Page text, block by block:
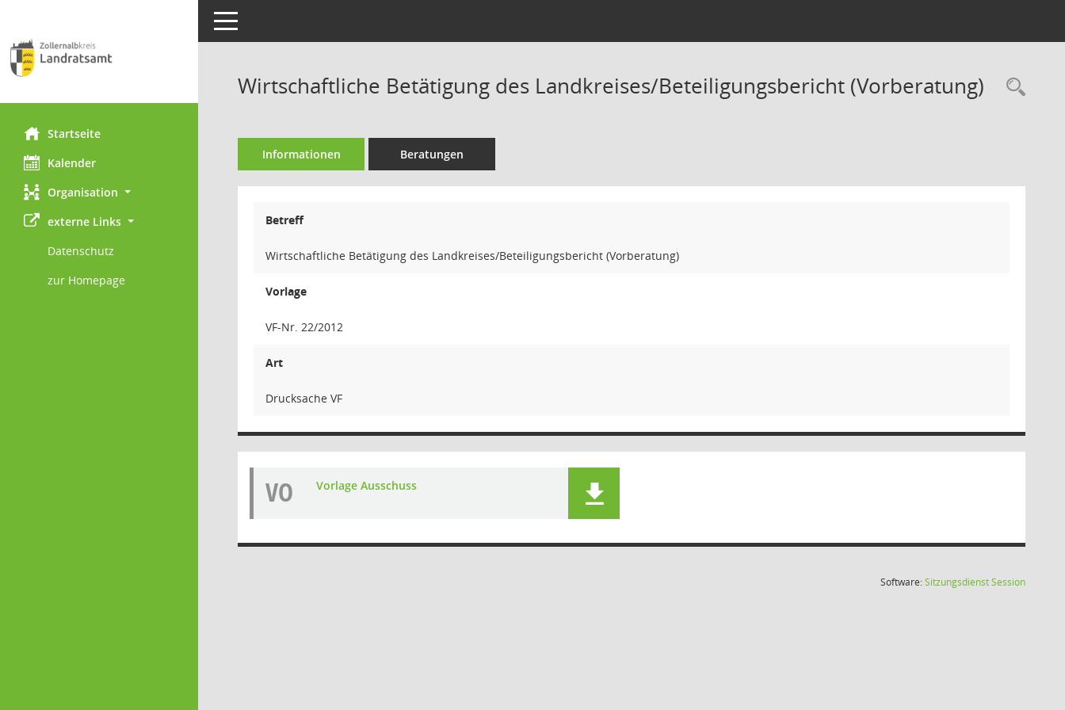
Startseite
Kalender
Organisation
externe Links
Datenschutz
zur Homepage
Toggle navigation
Wirtschaftliche Betätigung des Landkreises/Beteiligungsbericht (Vorberatung)
Informationen Beratungen
Betreff
Wirtschaftliche Betätigung des Landkreises/Beteiligungsbericht (Vorberatung)
Vorlage
VF-Nr. 22/2012
Art
Drucksache VF
VO Vorlage Ausschuss
Software:SitzungsdienstSession(Wird in